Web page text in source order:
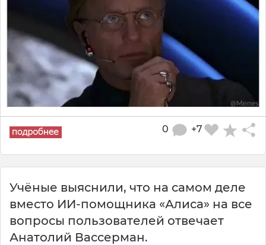
+7
0
Учёные выяснили, что на самом деле
вместо ИИ-помощника «Алиса» на все
вопросы пользователей отвечает
Анатолий Вассерман.